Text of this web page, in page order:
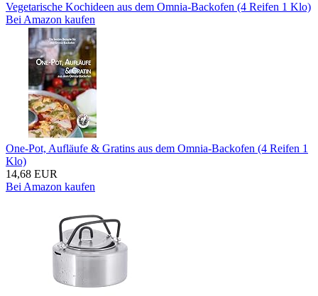
Vegetarische Kochideen aus dem Omnia-Backofen (4 Reifen 1 Klo)
Bei Amazon kaufen
One-Pot, Aufläufe & Gratins aus dem Omnia-Backofen (4 Reifen 1
Klo)
14,68 EUR
Bei Amazon kaufen